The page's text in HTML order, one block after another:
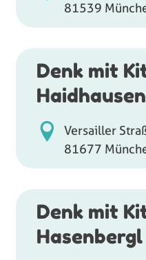
81539
Denk mit
Haidhausen
Versailler
81677
Denk mit
Hasenbergl